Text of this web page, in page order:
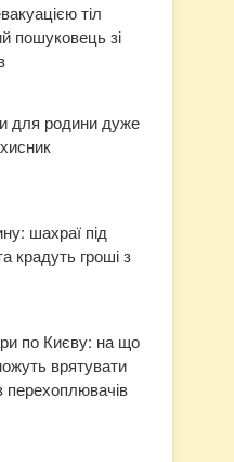
тіл
пошуковець зі
для родини дуже
шахраї під
крадуть гроші з
по Києву: на що
врятувати
перехоплювачів